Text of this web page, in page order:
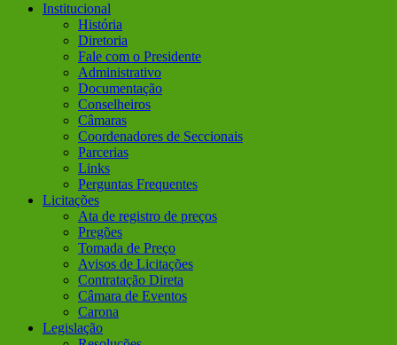
Institucional
História
Diretoria
Fale com o Presidente
Administrativo
Documentação
Conselheiros
Câmaras
Coordenadores de Seccionais
Parcerias
Links
Perguntas Frequentes
Licitações
Ata de registro de preços
Pregões
Tomada de Preço
Avisos de Licitações
Contratação Direta
Câmara de Eventos
Carona
Legislação